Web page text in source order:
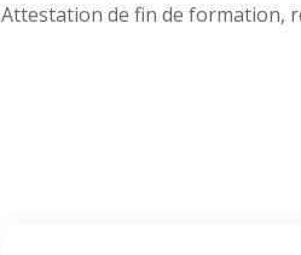
Attestation de fin de formation,